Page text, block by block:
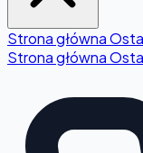
Strona główna
Strona główna